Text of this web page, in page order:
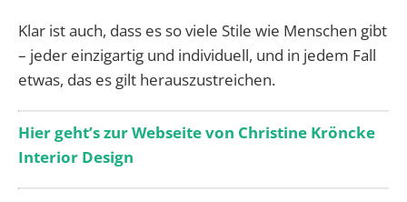
Klar ist auch, dass es so viele Stile wie Menschen gibt
– jeder einzigartig und individuell, und in jedem Fall
etwas, das es gilt herauszustreichen.
Hier geht’s zur Webseite von Christine Kröncke
Interior Design